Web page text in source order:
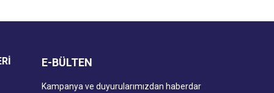
E-BÜLTEN
Kampanya ve duyurularımızdan haberdar